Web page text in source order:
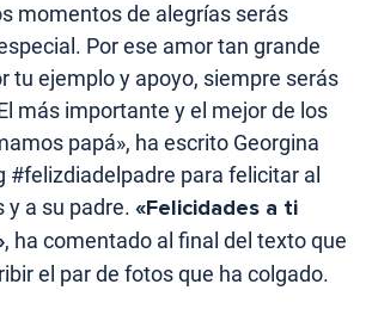
momentos de alegrías serás
Por ese amor tan grande
tu ejemplo y apoyo, siempre serás
más importante y el mejor de los
papá», ha escrito Georgina
#felizdiadelpadre para felicitar al
y a su padre. «Felicidades a ti
, ha comentado al final del texto que
el par de fotos que ha colgado.